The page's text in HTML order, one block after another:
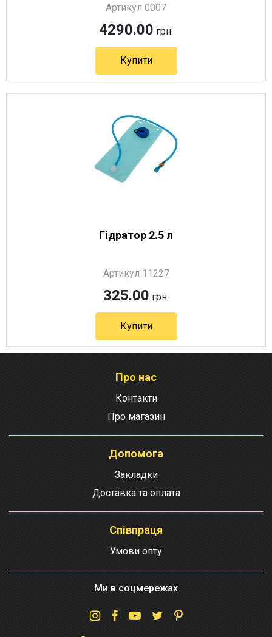
Артикул 0007
4290.00 грн.
Купити
Гідратор 2.5 л
Артикул 11227
325.00 грн.
Купити
Про нас
Контакти
Про магазин
Допомога
Закладки
Доставка та оплата
Співпраця
Умови опту
Ми в соцмережах